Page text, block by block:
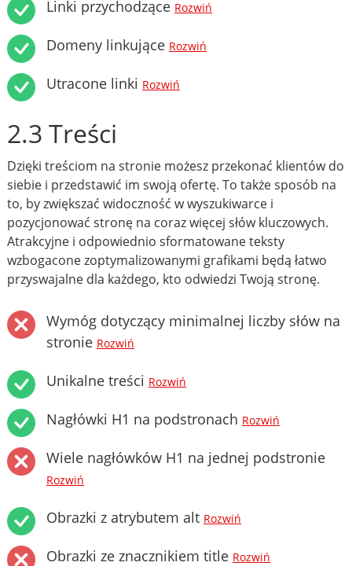
Linki przychodzące Rozwiń
Domeny linkujące Rozwiń
Utracone linki Rozwiń
2.3 Treści
Dzięki treściom na stronie możesz przekonać klientów do
siebie i przedstawić im swoją ofertę. To także sposób na
to, by zwiększać widoczność w wyszukiwarce i
pozycjonować stronę na coraz więcej słów kluczowych.
Atrakcyjne i odpowiednio sformatowane teksty
wzbogacone zoptymalizowanymi grafikami będą łatwo
przyswajalne dla każdego, kto odwiedzi Twoją stronę.
Wymóg dotyczący minimalnej liczby słów na
stronie Rozwiń
Unikalne treści Rozwiń
Nagłówki H1 na podstronach Rozwiń
Wiele nagłówków H1 na jednej podstronie
Rozwiń
Obrazki z atrybutem alt Rozwiń
Obrazki ze znacznikiem title Rozwiń